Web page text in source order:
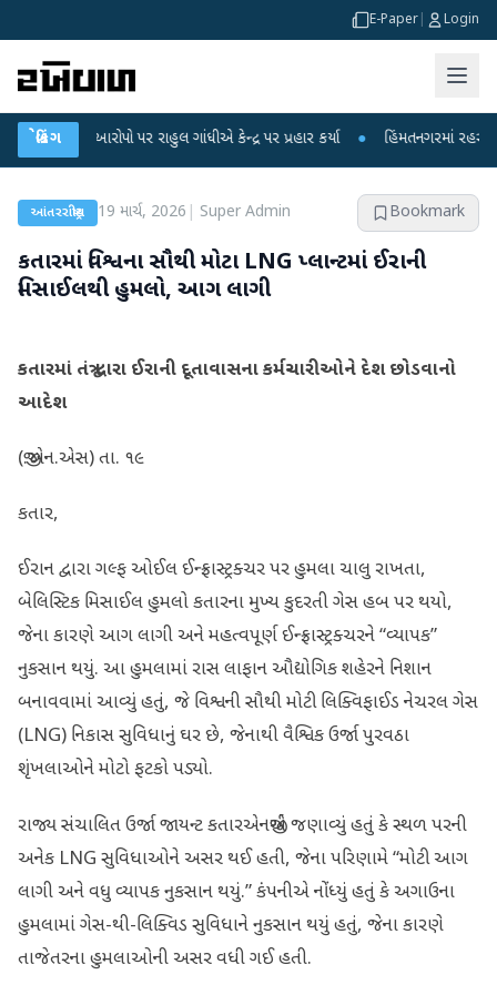
E-Paper Login
બ્રેકિંગ
આરોપો પર રાહુલ ગાંધીએ કેન્દ્ર પર પ્રહાર કર્યા ● હિંમતનગરમાં રહસ્યમય વાયરસ કે
આંતરરાષ્ટ્રીય 19 માર્ચ, 2026 Super Admin Bookmark
કતારમાં વિશ્વના સૌથી મોટા LNG પ્લાન્ટમાં ઈરાની
મિસાઈલથી હુમલો, આગ લાગી
કતારમાં તંત્ર દ્વારા ઈરાની દૂતાવાસના કર્મચારીઓને દેશ છોડવાનો
આદેશ
(જી.એન.એસ) તા. ૧૯
કતાર,
ઈરાન દ્વારા ગલ્ફ ઓઈલ ઈન્ફ્રાસ્ટ્રક્ચર પર હુમલા ચાલુ રાખતા,
બેલિસ્ટિક મિસાઈલ હુમલો કતારના મુખ્ય કુદરતી ગેસ હબ પર થયો,
જેના કારણે આગ લાગી અને મહત્વપૂર્ણ ઈન્ફ્રાસ્ટ્રક્ચરને “વ્યાપક”
નુકસાન થયું. આ હુમલામાં રાસ લાફાન ઔદ્યોગિક શહેરને નિશાન
બનાવવામાં આવ્યું હતું, જે વિશ્વની સૌથી મોટી લિક્વિફાઈડ નેચરલ ગેસ
(LNG) નિકાસ સુવિધાનું ઘર છે, જેનાથી વૈશ્વિક ઉર્જા પુરવઠા
શૃંખલાઓને મોટો ફટકો પડ્યો.
રાજ્ય સંચાલિત ઉર્જા જાયન્ટ કતારએનર્જીએ જણાવ્યું હતું કે સ્થળ પરની
અનેક LNG સુવિધાઓને અસર થઈ હતી, જેના પરિણામે “મોટી આગ
લાગી અને વધુ વ્યાપક નુકસાન થયું.” કંપનીએ નોંધ્યું હતું કે અગાઉના
હુમલામાં ગેસ-થી-લિક્વિડ સુવિધાને નુકસાન થયું હતું, જેના કારણે
તાજેતરના હુમલાઓની અસર વધી ગઈ હતી.